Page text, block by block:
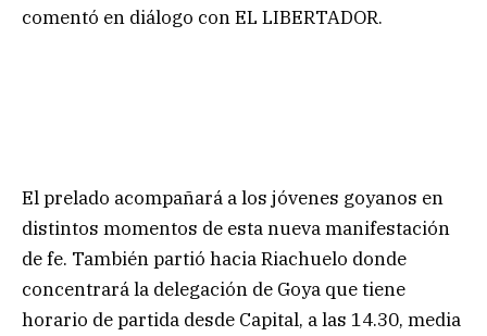
comentó en diálogo con EL LIBERTADOR.
El prelado acompañará a los jóvenes goyanos en
distintos momentos de esta nueva manifestación
de fe. También partió hacia Riachuelo donde
concentrará la delegación de Goya que tiene
horario de partida desde Capital, a las 14.30, media